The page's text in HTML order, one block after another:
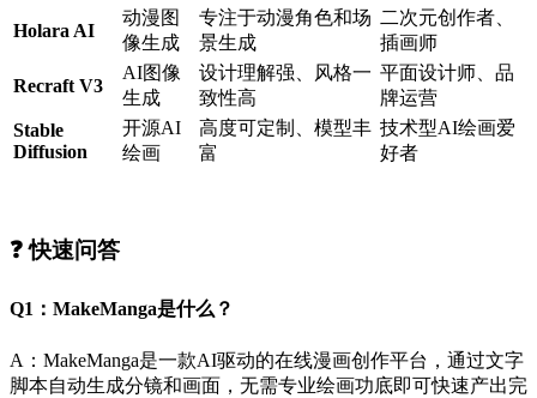
Holara AI
动漫图
像生成
专注于动漫角色和场
景生成
二次元创作者、
插画师
Recraft V3
AI图像
生成
设计理解强、风格一
致性高
平面设计师、品
牌运营
Stable
Diffusion
开源AI
绘画
高度可定制、模型丰
富
技术型AI绘画爱
好者
❓ 快速问答
Q1：MakeManga是什么？
A：MakeManga是一款AI驱动的在线漫画创作平台，通过文字
脚本自动生成分镜和画面，无需专业绘画功底即可快速产出完